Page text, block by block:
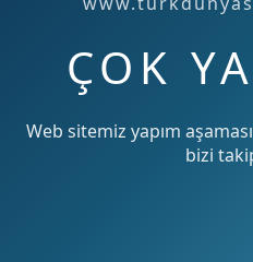
ÇOK
Web sitemiz yapım
bizi